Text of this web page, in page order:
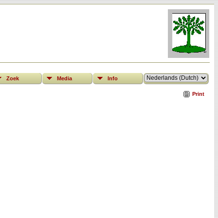
Zoek Media Info
Print